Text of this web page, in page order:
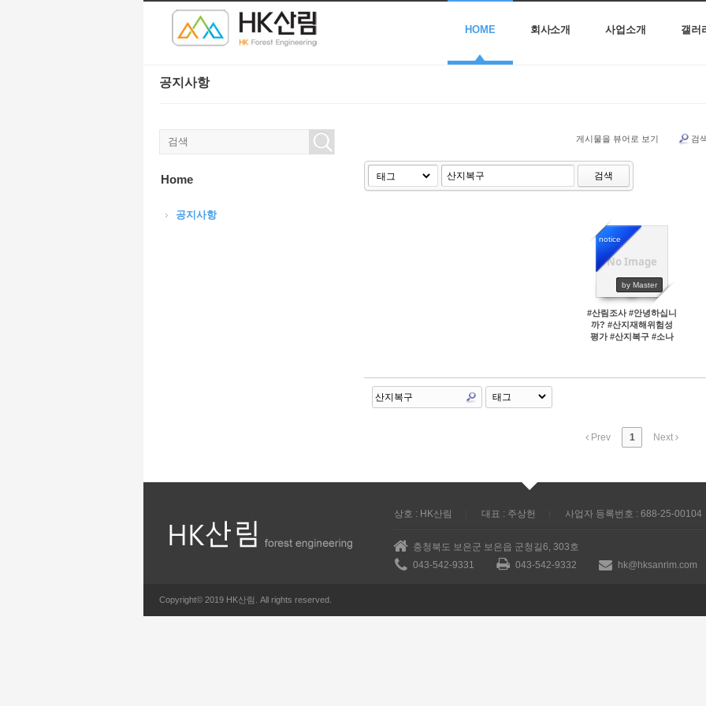
HOME 회사소개 사업소개 갤러
공지사항
게시물을 뷰어로 보기 검
검색
No Image
notice
by Master
45695
#산림조사 #안녕하십니
까? #산지재해위험성
평가 #산지복구 #소나
Prev 1 Next
Home
공지사항
상호 : HK산림 대표 : 주상헌 사업자 등록번호 : 688-25-00104
충청북도 보은군 보은읍 군청길6, 303호
043-542-9331
043-542-9332 hk@hksanrim.com
Copyright© 2019 HK산림. All rights reserved.
Sketchbook5, 스케치북5
Sketchbook5, 스케치북5
Sketchbook5, 스케치북5
Sketchbook5, 스케치북5